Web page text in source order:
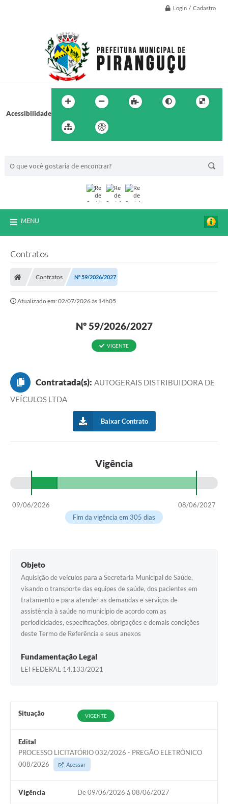
Login / Cadastro
Acessibilidade
MENU
Contratos
Contratos Nº 59/2026/2027
Atualizado em: 02/07/2026 às 14h05
Nº 59/2026/2027
VIGENTE
Contratada(s): AUTOGERAIS DISTRIBUIDORA DE
VEÍCULOS LTDA
Baixar Contrato
Vigência
09/06/2026
08/06/2027
Fim da vigência em 305 dias
Objeto
Aquisição de veículos para a Secretaria Municipal de Saúde,
visando o transporte das equipes de saúde, dos pacientes em
tratamento e para atender as demandas e serviços de
assistência à saúde no município de acordo com as
periodicidades, especificações, obrigações e demais condições
deste Termo de Referência e seus anexos
Fundamentação Legal
LEI FEDERAL 14.133/2021
Situação VIGENTE
Edital
PROCESSO LICITATÓRIO 032/2026 - PREGÃO ELETRÔNICO
008/2026
Acessar
Vigência De 09/06/2026 à 08/06/2027